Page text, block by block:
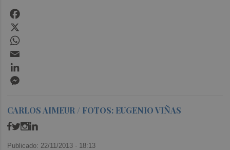
CARLOS AIMEUR / FOTOS: EUGENIO VIÑAS
Publicado: 22/11/2013 · 18:13